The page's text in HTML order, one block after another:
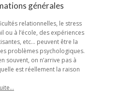
générales
relationnelles, le stress
ou à l’école, des expériences
etc… peuvent être la
problèmes psychologiques.
souvent, on n’arrive pas à
est réellement la raison